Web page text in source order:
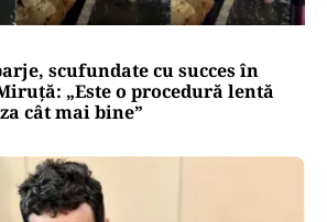
scufundate cu succes în
„Este o procedură lentă
cât mai bine”